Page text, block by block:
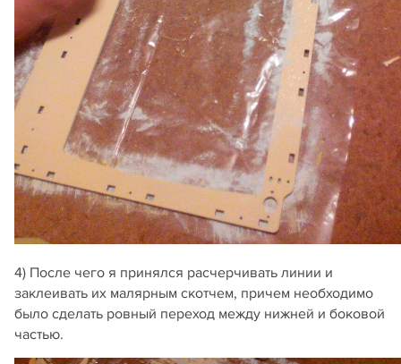
4) После чего я принялся расчерчивать линии и
заклеивать их малярным скотчем, причем необходимо
было сделать ровный переход между нижней и боковой
частью.